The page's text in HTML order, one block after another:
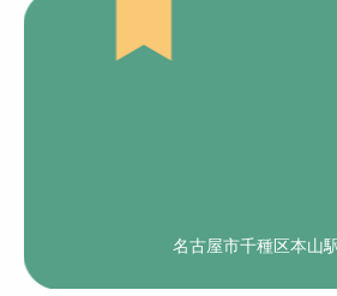
名古屋市千種区本山